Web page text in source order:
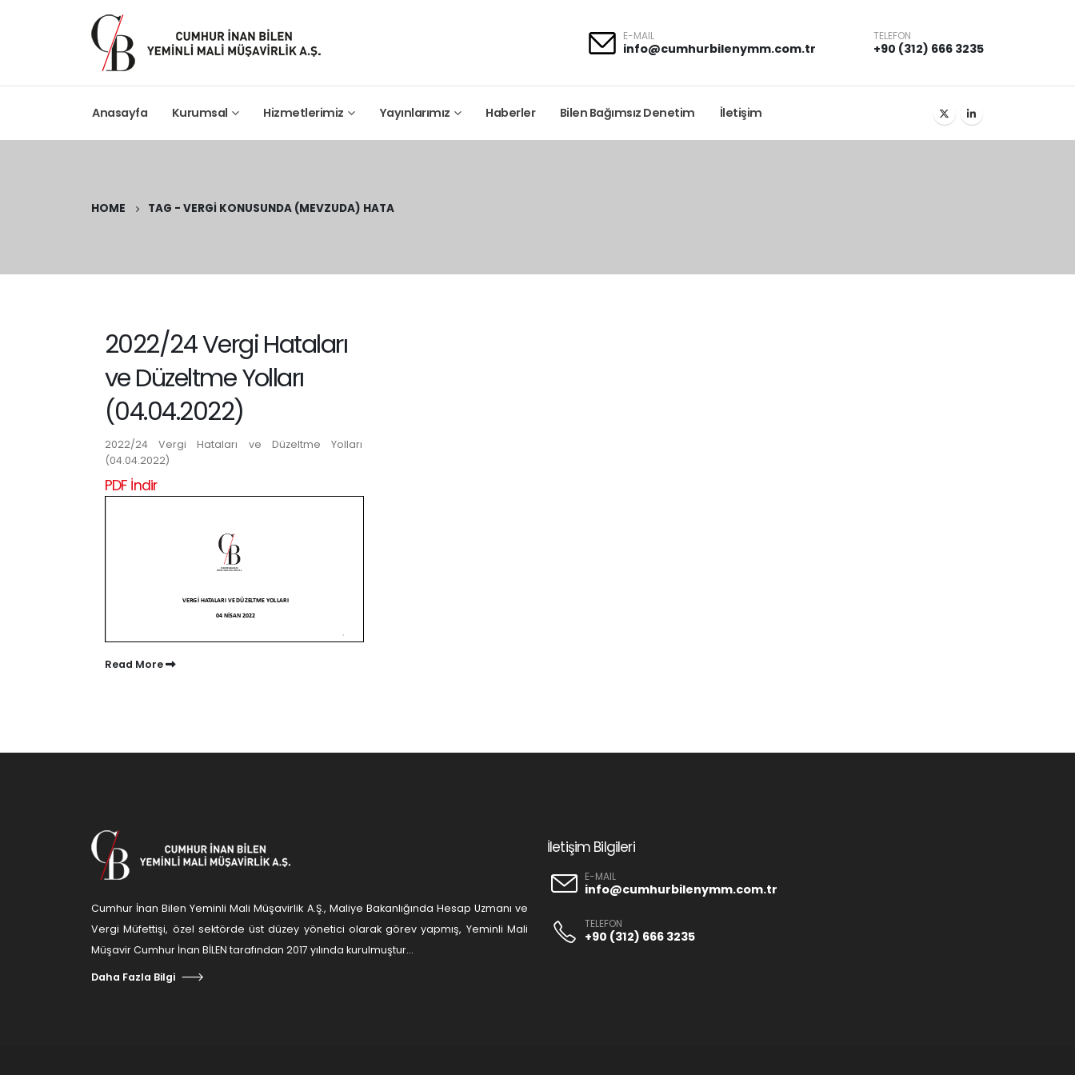
E-MAIL
info@cumhurbilenymm.com.tr
TELEFON
+90 (312) 666 3235
Anasayfa Kurumsal Hizmetlerimiz Yayınlarımız Haberler Bilen Bağımsız Denetim İletişim
HOME TAG - VERGI KONUSUNDA (MEVZUDA) HATA
2022/24 Vergi Hataları
ve Düzeltme Yolları
(04.04.2022)
2022/24 Vergi Hataları ve Düzeltme Yolları
(04.04.2022)
PDF İndir
Read More
Cumhur İnan Bilen Yeminli Mali Müşavirlik A.Ş., Maliye Bakanlığında Hesap Uzmanı ve
Vergi Müfettişi, özel sektörde üst düzey yönetici olarak görev yapmış, Yeminli Mali
Müşavir Cumhur İnan BİLEN tarafından 2017 yılında kurulmuştur...
Daha Fazla Bilgi
İletişim Bilgileri
E-MAIL
info@cumhurbilenymm.com.tr
TELEFON
+90 (312) 666 3235